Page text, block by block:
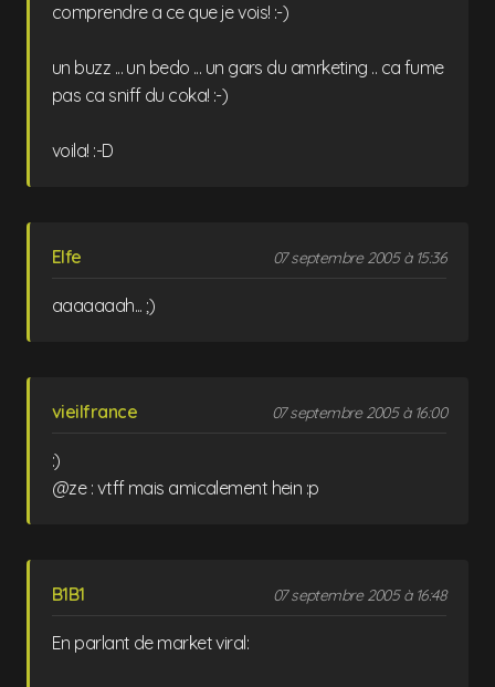
comprendre a ce que je vois! :-)
un buzz ... un bedo ... un gars du amrketing .. ca fume
pas ca sniff du coka! :-)
voila! :-D
Elfe 07 septembre 2005 à 15:36
aaaaaaah... ;)
vieilfrance 07 septembre 2005 à 16:00
:)
@ze : vtff mais amicalement hein :p
B1B1 07 septembre 2005 à 16:48
En parlant de market viral: